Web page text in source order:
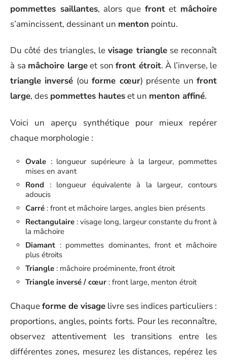
pommettes saillantes, alors que frontet mâchoire
s’amincissent, dessinant un menton pointu.
Du côté des triangles, levisage trianglese reconnaît
à sa mâchoire largeet son front étroit. À l’inverse, le
triangle inversé (ouforme cœur) présente unfront
large, des pommettes hauteset un menton affiné.
Voici un aperçu synthétique pour mieux repérer
chaque morphologie :
Ovale : longueur supérieure à la largeur, pommettes
mises en avant
Rond : longueur équivalente à la largeur, contours
adoucis
Carré : front et mâchoire larges, angles bien présents
Rectangulaire : visage long, largeur constante du front à
la mâchoire
Diamant : pommettes dominantes, front et mâchoire
plus étroits
Triangle : mâchoire proéminente, front étroit
Triangle inversé / cœur : front large, menton étroit
Chaqueforme de visage livre ses indices particuliers :
proportions, angles, points forts. Pour les reconnaître,
observez attentivement les transitions entre les
différentes zones, mesurez les distances, repérez les